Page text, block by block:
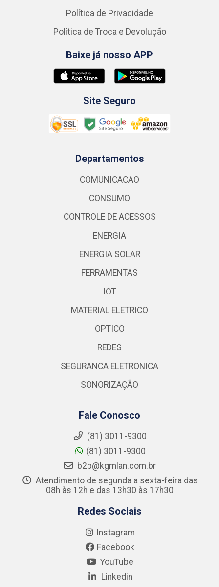
Política de Privacidade
Política de Troca e Devolução
Baixe já nosso APP
Site Seguro
Departamentos
COMUNICACAO
CONSUMO
CONTROLE DE ACESSOS
ENERGIA
ENERGIA SOLAR
FERRAMENTAS
IOT
MATERIAL ELETRICO
OPTICO
REDES
SEGURANCA ELETRONICA
SONORIZAÇÃO
Fale Conosco
(81) 3011-9300
(81) 3011-9300
b2b@kgmlan.com.br
Atendimento de segunda a sexta-feira das
08h às 12h e das 13h30 às 17h30
Redes Sociais
Instagram
Facebook
YouTube
Linkedin